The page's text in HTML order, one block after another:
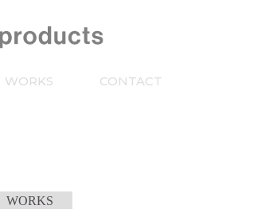
WORKS CONTACT
WORKS